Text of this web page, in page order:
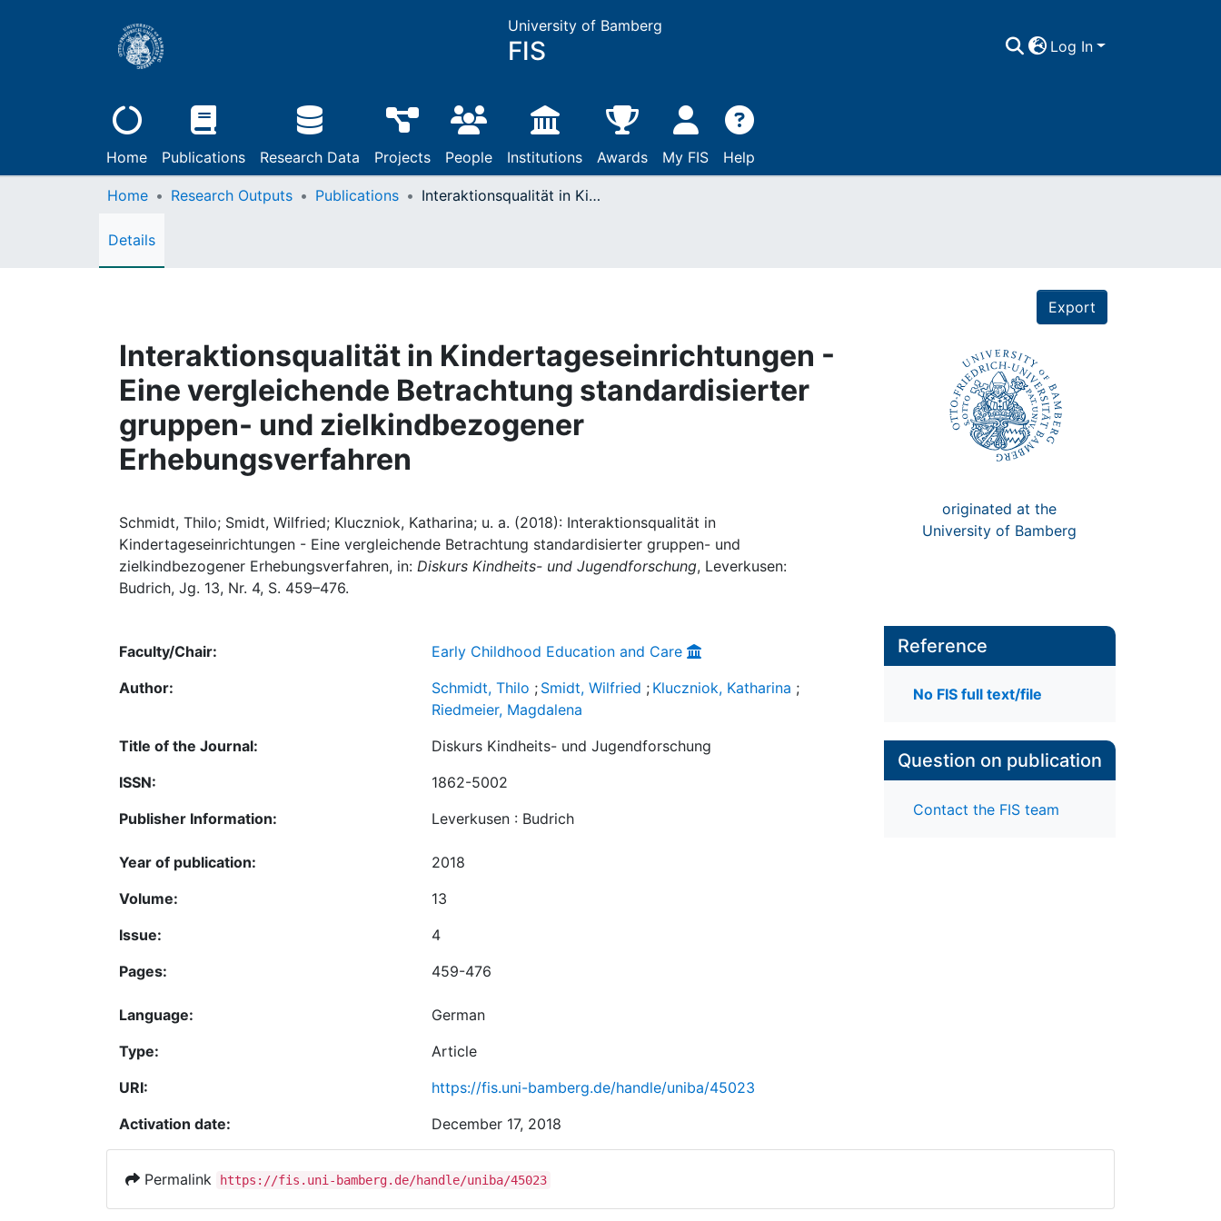
University of Bamberg
FIS Log In
Home Publications Research Data Projects People Institutions Awards My FIS Help
Home Research Outputs Publications Interaktionsqualität in Kindertageseinrichtungen - Eine vergleichende Betrachtung standardisierter gruppen- und zielkindbezogener Erhebungsverfahren
Details
Export
Interaktionsqualität in Kindertageseinrichtungen -
Eine vergleichende Betrachtung standardisierter
gruppen- und zielkindbezogener
Erhebungsverfahren
Schmidt, Thilo; Smidt, Wilfried; Kluczniok, Katharina; u. a. (2018): Interaktionsqualität in
Kindertageseinrichtungen - Eine vergleichende Betrachtung standardisierter gruppen- und
zielkindbezogener Erhebungsverfahren, in: Diskurs Kindheits- und Jugendforschung, Leverkusen:
Budrich, Jg. 13, Nr. 4, S. 459–476.
originated at the
University of Bamberg
Faculty/Chair:
Early Childhood Education and Care
Author:
Schmidt, Thilo ; Smidt, Wilfried ; Kluczniok, Katharina ;
Riedmeier, Magdalena
Title of the Journal:
Diskurs Kindheits- und Jugendforschung
ISSN:
1862-5002
Publisher Information:
Leverkusen : Budrich
Year of publication:
2018
Volume:
13
Issue:
4
Pages:
459-476
Language:
German
Type:
Article
URI:
https://fis.uni-bamberg.de/handle/uniba/45023
Activation date:
December 17, 2018
Reference
No FIS full text/file
Question on publication
Contact the FIS team
Permalink https://fis.uni-bamberg.de/handle/uniba/45023